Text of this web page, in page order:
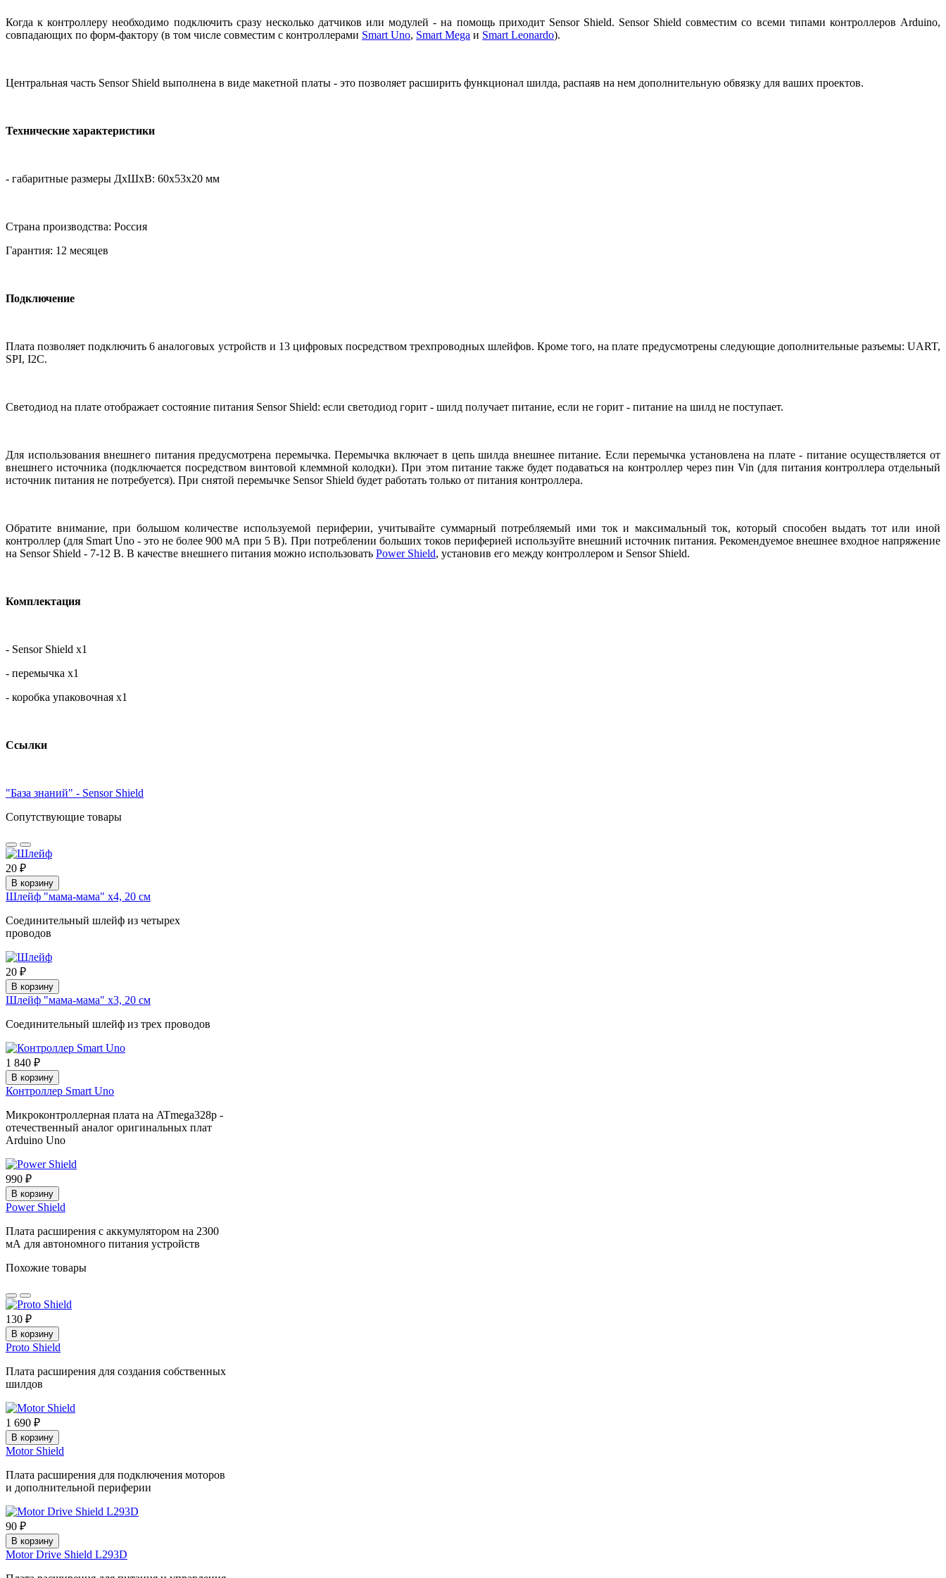
Когда к контроллеру необходимо подключить сразу несколько датчиков или модулей - на помощь приходит Sensor Shield. Sensor Shield совместим со всеми типами контроллеров Arduino,
совпадающих по форм-фактору (в том числе совместим с контроллерами Smart Uno, Smart Mega и Smart Leonardo).
Центральная часть Sensor Shield выполнена в виде макетной платы - это позволяет расширить функционал шилда, распаяв на нем дополнительную обвязку для ваших проектов.
Технические характеристики
- габаритные размеры ДхШхВ: 60х53х20 мм
Страна производства: Россия
Гарантия: 12 месяцев
Подключение
Плата позволяет подключить 6 аналоговых устройств и 13 цифровых посредством трехпроводных шлейфов. Кроме того, на плате предусмотрены следующие дополнительные разъемы: UART,
SPI, I2C.
Светодиод на плате отображает состояние питания Sensor Shield: если светодиод горит - шилд получает питание, если не горит - питание на шилд не поступает.
Для использования внешнего питания предусмотрена перемычка. Перемычка включает в цепь шилда внешнее питание. Если перемычка установлена на плате - питание осуществляется от
внешнего источника (подключается посредством винтовой клеммной колодки). При этом питание также будет подаваться на контроллер через пин Vin (для питания контроллера отдельный
источник питания не потребуется). При снятой перемычке Sensor Shield будет работать только от питания контроллера.
Обратите внимание, при большом количестве используемой периферии, учитывайте суммарный потребляемый ими ток и максимальный ток, который способен выдать тот или иной
контроллер (для Smart Uno - это не более 900 мА при 5 В). При потреблении больших токов периферией используйте внешний источник питания. Рекомендуемое внешнее входное напряжение
на Sensor Shield - 7-12 В. В качестве внешнего питания можно использовать Power Shield, установив его между контроллером и Sensor Shield.
Комплектация
- Sensor Shield x1
- перемычка х1
- коробка упаковочная х1
Ссылки
"База знаний" - Sensor Shield
Сопутствующие товары
20 ₽
В корзину
Шлейф "мама-мама" х4, 20 см
Соединительный шлейф из четырех
проводов
20 ₽
В корзину
Шлейф "мама-мама" х3, 20 см
Соединительный шлейф из трех проводов
1 840 ₽
В корзину
Контроллер Smart Uno
Микроконтроллерная плата на ATmega328p -
отечественный аналог оригинальных плат
Arduino Uno
990 ₽
В корзину
Power Shield
Плата расширения с аккумулятором на 2300
мА для автономного питания устройств
Похожие товары
130 ₽
В корзину
Proto Shield
Плата расширения для создания собственных
шилдов
1 690 ₽
В корзину
Motor Shield
Плата расширения для подключения моторов
и дополнительной периферии
90 ₽
В корзину
Motor Drive Shield L293D